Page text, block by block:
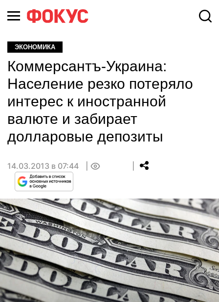
ЭКОНОМИКА
Коммерсантъ-Украина:
Население резко потеряло
интерес к иностранной
валюте и забирает
долларовые депозиты
14.03.2013 в 07:44